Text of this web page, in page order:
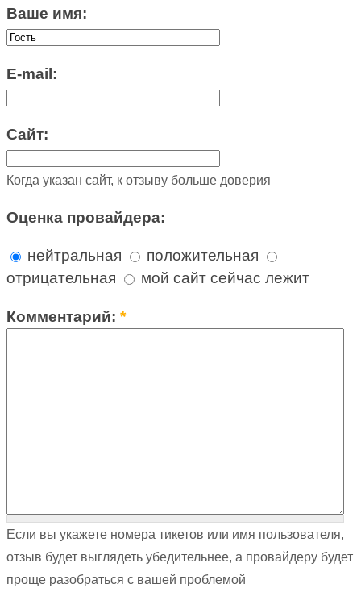
Ваше имя:
E-mail:
Сайт:
Когда указан сайт, к отзыву больше доверия
Оценка провайдера:
нейтральная
положительная
отрицательная
мой сайт сейчас лежит
Комментарий:*
Если вы укажете номера тикетов или имя пользователя,
отзыв будет выглядеть убедительнее, а провайдеру будет
проще разобраться с вашей проблемой